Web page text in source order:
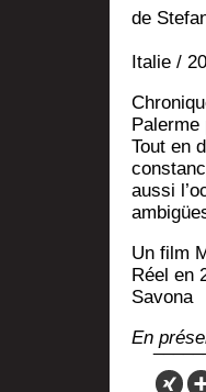
de
Ita­lie /
Tout en
aus­si
Un film
Réel en
Savona
En